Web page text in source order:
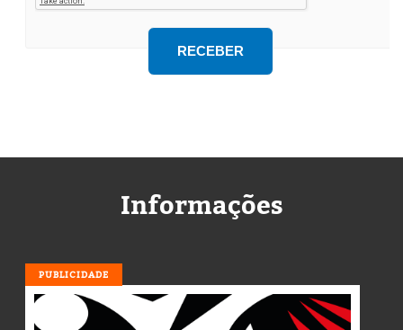
Informações
PUBLICIDADE